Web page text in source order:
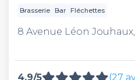
Brasserie Bar Fléchettes
8 Avenue Léon
4,9/5 (27